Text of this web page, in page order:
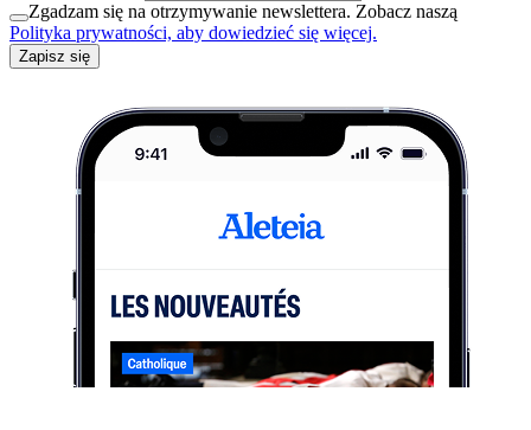
Zgadzam się na otrzymywanie newslettera. Zobacz naszą
Polityka prywatności, aby dowiedzieć się więcej.
Zapisz się